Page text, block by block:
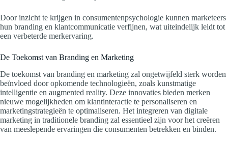
Door inzicht te krijgen in consumentenpsychologie kunnen marketeers
hun branding en klantcommunicatie verfijnen, wat uiteindelijk leidt tot
een verbeterde merkervaring.
De Toekomst van Branding en Marketing
De toekomst van branding en marketing zal ongetwijfeld sterk worden
beïnvloed door opkomende technologieën, zoals kunstmatige
intelligentie en augmented reality. Deze innovaties bieden merken
nieuwe mogelijkheden om klantinteractie te personaliseren en
marketingstrategieën te optimaliseren. Het integreren van digitale
marketing in traditionele branding zal essentieel zijn voor het creëren
van meeslepende ervaringen die consumenten betrekken en binden.